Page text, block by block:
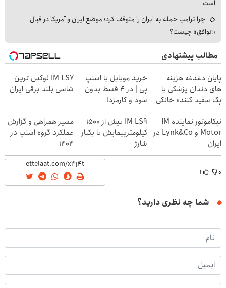
است
چرا ترامپ حمله به ایران را متوقف کرد؛ موضع ایران و آمریکا در قبال
«توافق» چیست؟
مطالب پیشنهادی
پایان دغدغه هزینه
های دندان پزشکی با
پک سفید کننده خانگی
خرید موبایل با اسنپ
پی | در ۴ قسط بدون
سود و کارمزد!
IM LS7 لوکس ترین
شاسی بلند برقی ایران
نیکاموتور نماینده IM
Motor و Lynk&Co در
ایران
IM LS9 بیش از 1500
کیلومترپیمایش با یکبار
شارژ
مسیر همراهی و گزارش
عملکرد گروه اسنپ در
۱۴۰۴
۰ ۱
شما چه نظری دارید؟